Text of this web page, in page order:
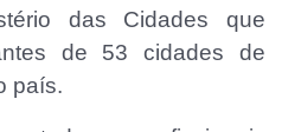
das Cidades que
de 53 cidades de
país.